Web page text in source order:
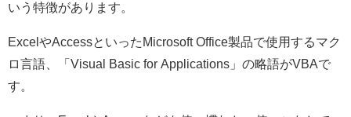
いう特徴があります。
ExcelやAccessといった Microsoft Office製品で使用するマク
ロ言語、「 Visual Basic for Applications 」の略語がVBAで
す。